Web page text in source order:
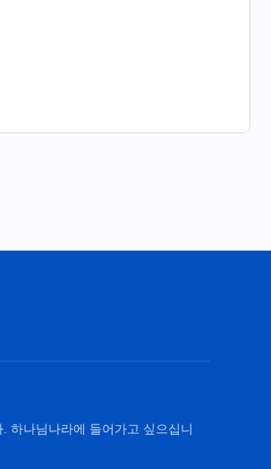
하나님나라에 들어가고 싶으십니